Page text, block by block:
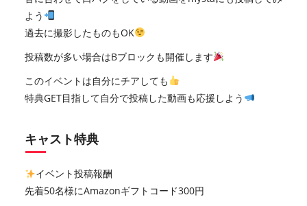
よう
過去に撮影したものもOK
投稿数が多い場合はBブロックも開催します
このイベントは自分にチアしても
特典GET目指して自分で投稿した動画も応援しよう
キャスト特典
イベント投稿報酬
先着50名様にAmazonギフトコード300円